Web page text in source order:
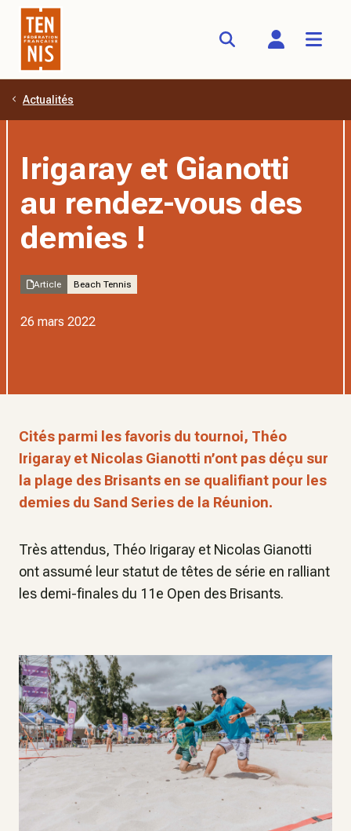
Aller au contenu principal
Actualités
Irigaray et Gianotti
au rendez-vous des
demies !
Article Beach Tennis
26 mars 2022
Cités parmi les favoris du tournoi, Théo
Irigaray et Nicolas Gianotti n’ont pas déçu sur
la plage des Brisants en se qualifiant pour les
demies du Sand Series de la Réunion.
Très attendus, Théo Irigaray et Nicolas Gianotti
ont assumé leur statut de têtes de série en ralliant
les demi-finales du 11e Open des Brisants.